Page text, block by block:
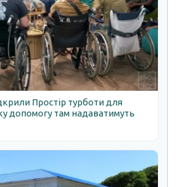
Простір турботи для
допомогу там надаватимуть